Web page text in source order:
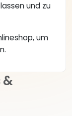
und zu
um